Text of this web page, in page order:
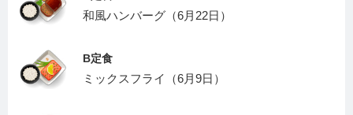
和風ハンバーグ（6月22日）
B定食
ミックスフライ（6月9日）